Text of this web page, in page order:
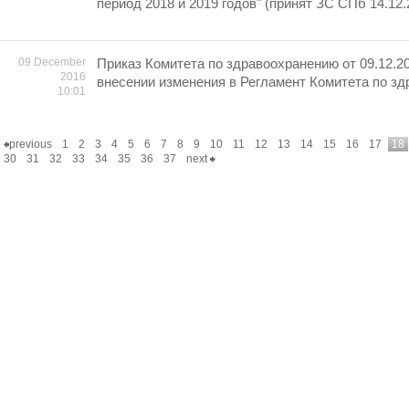
период 2018 и 2019 годов" (принят ЗС СПб
09 December
2016
10:01
Приказ Комитета по здравоохранению от
внесении изменения в Регламент Комитета по
previous 1 2 3 4 5 6 7 8 9 10 11 12 13 14 15 16 17
18
30
31 32 33 34 35 36 37 next